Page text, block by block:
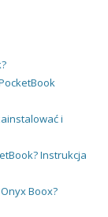
i
Instrukcja
Boox?